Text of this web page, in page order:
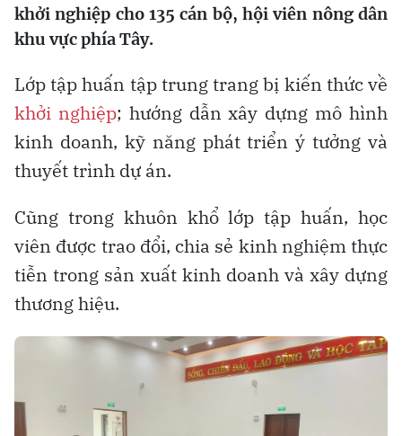
khởi nghiệp cho 135 cán bộ, hội viên nông dân
khu vực phía Tây.
Lớp tập huấn tập trung trang bị kiến thức về
khởi nghiệp; hướng dẫn xây dựng mô hình
kinh doanh, kỹ năng phát triển ý tưởng và
thuyết trình dự án.
Cũng trong khuôn khổ lớp tập huấn, học
viên được trao đổi, chia sẻ kinh nghiệm thực
tiễn trong sản xuất kinh doanh và xây dựng
thương hiệu.